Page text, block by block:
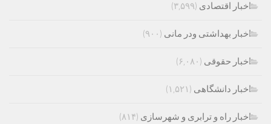
اخبار اقتصادی (۳,۵۹۹)
اخبار بهداشتی ودر مانی (۹۰۰)
اخبار حقوقی (۶,۰۸۰)
اخبار دانشگاهی (۱,۵۲۱)
اخبار راه و ترابری و شهرسازی (۸۱۴)